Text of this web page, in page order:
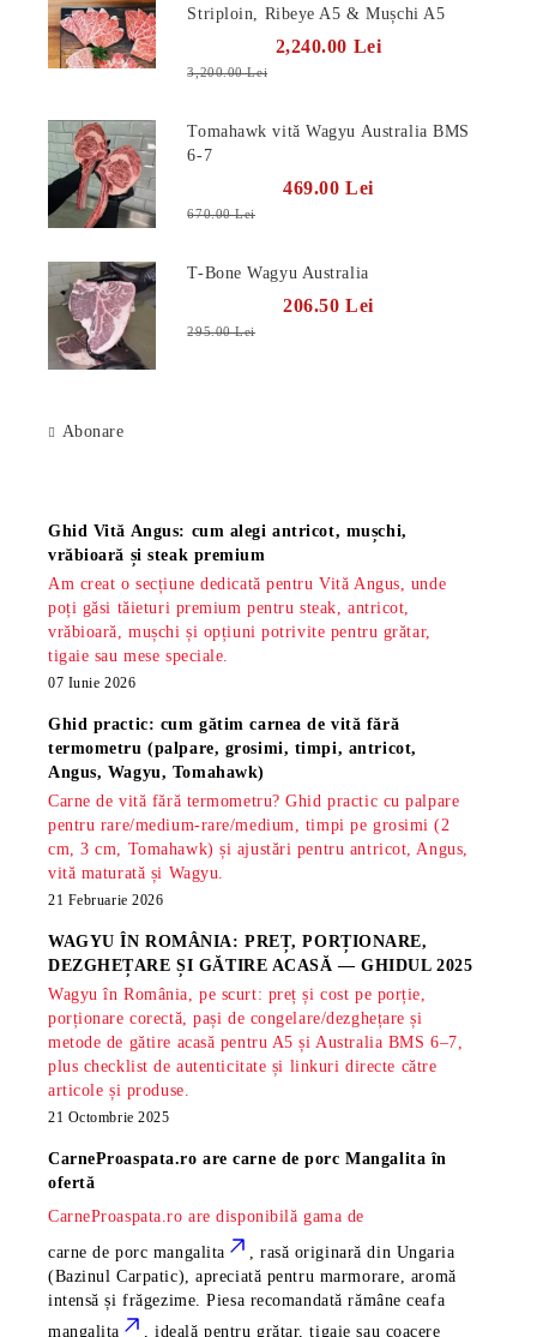
Striploin, Ribeye A5 & Mușchi A5
2,240.00 Lei
3,200.00 Lei
Tomahawk vită Wagyu Australia BMS
6-7
469.00 Lei
670.00 Lei
T-Bone Wagyu Australia
206.50 Lei
295.00 Lei
Abonare
Ghid Vită Angus: cum alegi antricot, mușchi,
vrăbioară și steak premium
Am creat o secțiune dedicată pentru Vită Angus, unde
poți găsi tăieturi premium pentru steak, antricot,
vrăbioară, mușchi și opțiuni potrivite pentru grătar,
tigaie sau mese speciale.
07 Iunie 2026
Ghid practic: cum gătim carnea de vită fără
termometru (palpare, grosimi, timpi, antricot,
Angus, Wagyu, Tomahawk)
Carne de vită fără termometru? Ghid practic cu palpare
pentru rare/medium-rare/medium, timpi pe grosimi (2
cm, 3 cm, Tomahawk) și ajustări pentru antricot, Angus,
vită maturată și Wagyu.
21 Februarie 2026
WAGYU ÎN ROMÂNIA: PREȚ, PORȚIONARE,
DEZGHEȚARE ȘI GĂTIRE ACASĂ — GHIDUL 2025
Wagyu în România, pe scurt: preț și cost pe porție,
porționare corectă, pași de congelare/dezghețare și
metode de gătire acasă pentru A5 și Australia BMS 6–7,
plus checklist de autenticitate și linkuri directe către
articole și produse.
21 Octombrie 2025
CarneProaspata.ro arecarne de porc Mangalita în
ofertă
CarneProaspata.ro are disponibilă gama de
carne de porc mangalita
, rasă originară din Ungaria
(Bazinul Carpatic), apreciată pentru marmorare, aromă
intensă și frăgezime. Piesa recomandată rămâneceafa
mangalita
, ideală pentru grătar, tigaie sau coacere